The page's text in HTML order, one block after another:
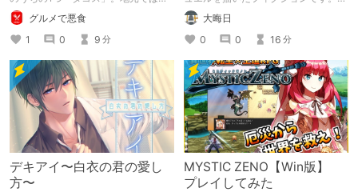
つけられなかった男が広島で探す旅を
お送りします。ねくすと5月のテーマ
「お出かけの記録」。
グルメで悪食
1
0 9 分
（自分用メモ：2025-05-14）
大晦日
0
0 16 分
デキアイ〜白衣の君の愛し
方〜
MYSTIC ZENO【Win版】
プレイしてみた